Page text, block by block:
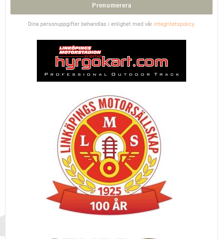
Prenumerera
Dina personuppgifter behandlas i enlighet med vår integritetspolicy.